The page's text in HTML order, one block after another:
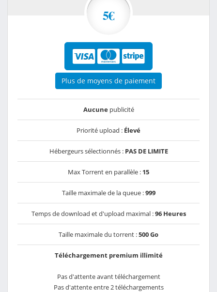
5€
Plus de moyens de paiement
Aucunepublicité
Priorité upload : Élevé
Hébergeurs sélectionnés : PAS DE LIMITE
Max Torrent en parallèle : 15
Taille maximale de la queue :999
Temps de download et d'upload maximal :96 Heures
Taille maximale du torrent :500 Go
Téléchargement premium illimité
Pas d'attente avant téléchargement
Pas d'attente entre 2 téléchargements